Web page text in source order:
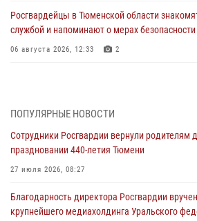
Росгвардейцы в Тюменской области
службой и напоминают о мерах безопасности
06 августа 2026, 12:33 2
06 августа 2026, 04:41 3
Росгвардейцы в Тюменской области почтили
армии Ивана Кирилловича Яковлева
05 августа 2026, 11:03
В Тюмени офицер Росгвардии в радиоэфире
мерах безопасного владения оружием
ПОПУЛЯРНЫЕ НОВОСТИ
Сотрудники Росгвардии вернули родителям
праздновании 440-летия Тюмени
27 июля 2026, 08:27
Благодарность директора Росгвардии
крупнейшего медиахолдинга Уральского